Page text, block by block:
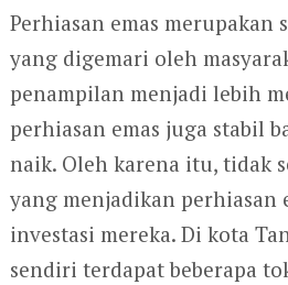
Perhiasan emas merupakan
yang digemari oleh
penampilan menjadi lebih
perhiasan emas juga stabil
naik. Oleh karena itu, tidak
yang menjadikan perhiasan
investasi mereka. Di kota
sendiri terdapat beberapa